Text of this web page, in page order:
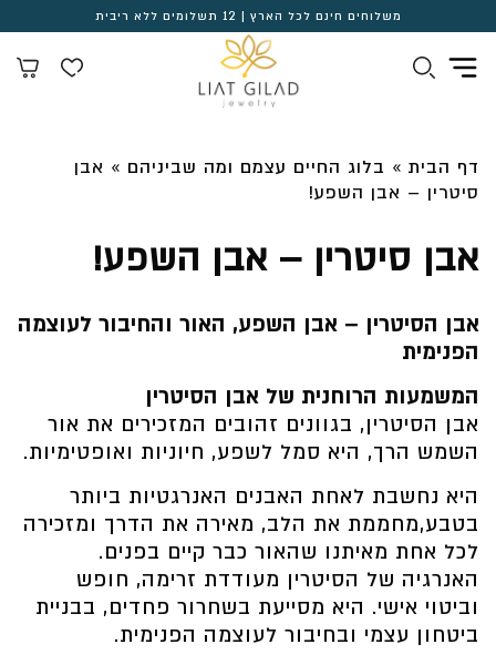
משלוחים חינם לכל הארץ | 12 תשלומים ללא ריבית
דף הבית » בלוג החיים עצמם ומה שביניהם » אבן
סיטרין – אבן השפע!
אבן סיטרין – אבן השפע!
אבן הסיטרין – אבן השפע, האור והחיבור לעוצמה
הפנימית
המשמעות הרוחנית של אבן הסיטרין
אבן הסיטרין, בגוונים זהובים המזכירים את אור
השמש הרך, היא סמל לשפע, חיוניות ואופטימיות.
היא נחשבת לאחת האבנים האנרגטיות ביותר
בטבע,מחממת את הלב, מאירה את הדרך ומזכירה
לכל אחת מאיתנו שהאור כבר קיים בפנים.
האנרגיה של הסיטרין מעודדת זרימה, חופש
וביטוי אישי. היא מסייעת בשחרור פחדים, בבניית
ביטחון עצמי ובחיבור לעוצמה הפנימית.